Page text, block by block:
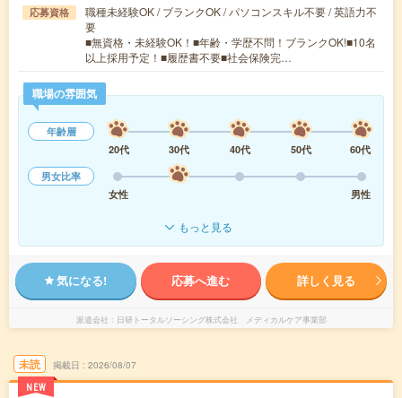
応募資格
職種未経験OK / ブランクOK / パソコンスキル不要 / 英語力不
要
■無資格・未経験OK！■年齢・学歴不問！ブランクOK!■10名
以上採用予定！■履歴書不要■社会保険完…
職場の雰囲気
年齢層
20代
30代 40代 50代
60代
男女比率
女性
男性
もっと見る
気になる! 応募へ進む 詳しく見る
派遣会社 日研トータルソーシング株式会社 メディカルケア事業部
未読
NEW
掲載日 2026/08/07